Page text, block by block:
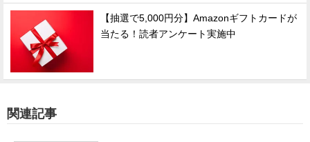
【抽選で5,000円分】Amazonギフトカードが
当たる！読者アンケート実施中
関連記事